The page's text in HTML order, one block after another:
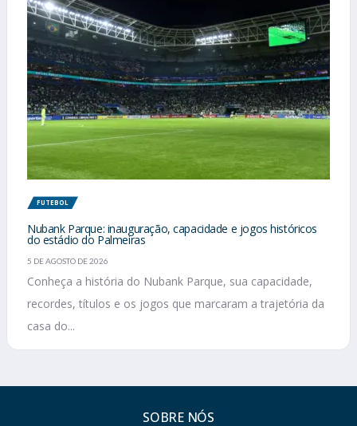
FUTEBOL
Nubank Parque: inauguração, capacidade e jogos históricos
do estádio do Palmeiras
5 DE AGOSTO DE 2026
Conheça a história do Nubank Parque, sua capacidade,
recordes, títulos e os jogos que marcaram a trajetória da
casa do...
SOBRE NÓS